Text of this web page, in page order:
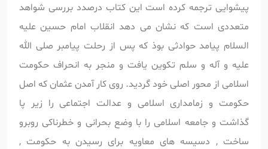
پیشوایی ترجمه کرده است این کتاب درصدد بررسی شواهد
متعددی است که نشان می دهد انقلاب امام حسین علیه
السلام پیامد حوادثی بوذ که پس از رحلت پیامبر صلی الله
علیه و آله و سلم تکوین یافت و منجر به انحراف حکومت
اسلامی از محور اصلی خود گردید. روی کار آمدن عثمان که اصل
حکومت و زمامداری اسلامی و عدالت اجتماعی را زیر پا
گذاشت و جامعه اسلامی را با وضع بحرانی و خطرناکی روبرو
ساخت , دسیسه های معاویه برای رسیدن به حکومت ,